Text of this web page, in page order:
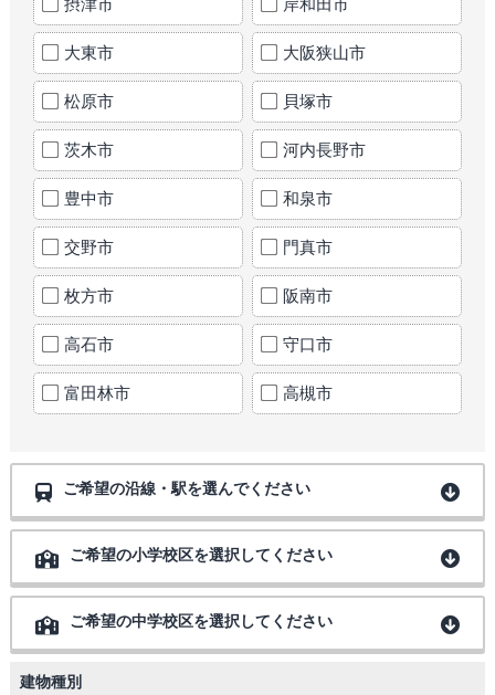
大東市 大阪狭山市
松原市 貝塚市
茨木市 河内長野市
豊中市 和泉市
交野市 門真市
枚方市 阪南市
高石市 守口市
富田林市 高槻市
ご希望の沿線・駅を選んでください
ご希望の小学校区を選択してください
ご希望の中学校区を選択してください
建物種別